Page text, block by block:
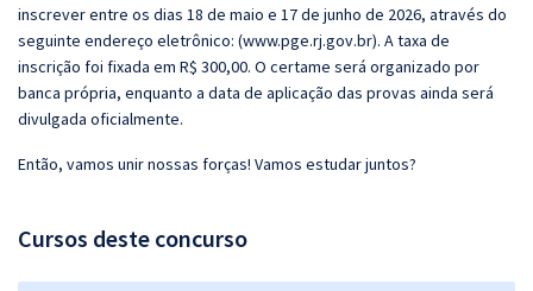
inscrever entre os dias 18 de maio e 17 de junho de 2026, através do
seguinte endereço eletrônico: (www.pge.rj.gov.br). A taxa de
inscrição foi fixada em R$ 300,00. O certame será organizado por
banca própria, enquanto a data de aplicação das provas ainda será
divulgada oficialmente.
Então, vamos unir nossas forças! Vamos estudar juntos?
Cursos deste concurso